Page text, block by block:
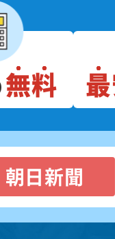
無料
朝日新聞